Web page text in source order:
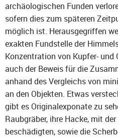
archäologischen Funden
sofern dies zum späteren
möglich ist. Herausgegriffen
exakten Fundstelle der
Konzentration von Kupfer- und
auch der Beweis für die
anhand des Vergleichs von
an den Objekten. Etwas
gibt es Originalexponate zu
Raubgräber, ihre Hacke, mit
beschädigten, sowie die